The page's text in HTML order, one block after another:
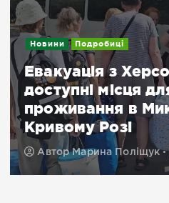
Новини Подробиці
Евакуація з
доступні місця
проживання в
Кривому Розі
АвторМарина Поліщук